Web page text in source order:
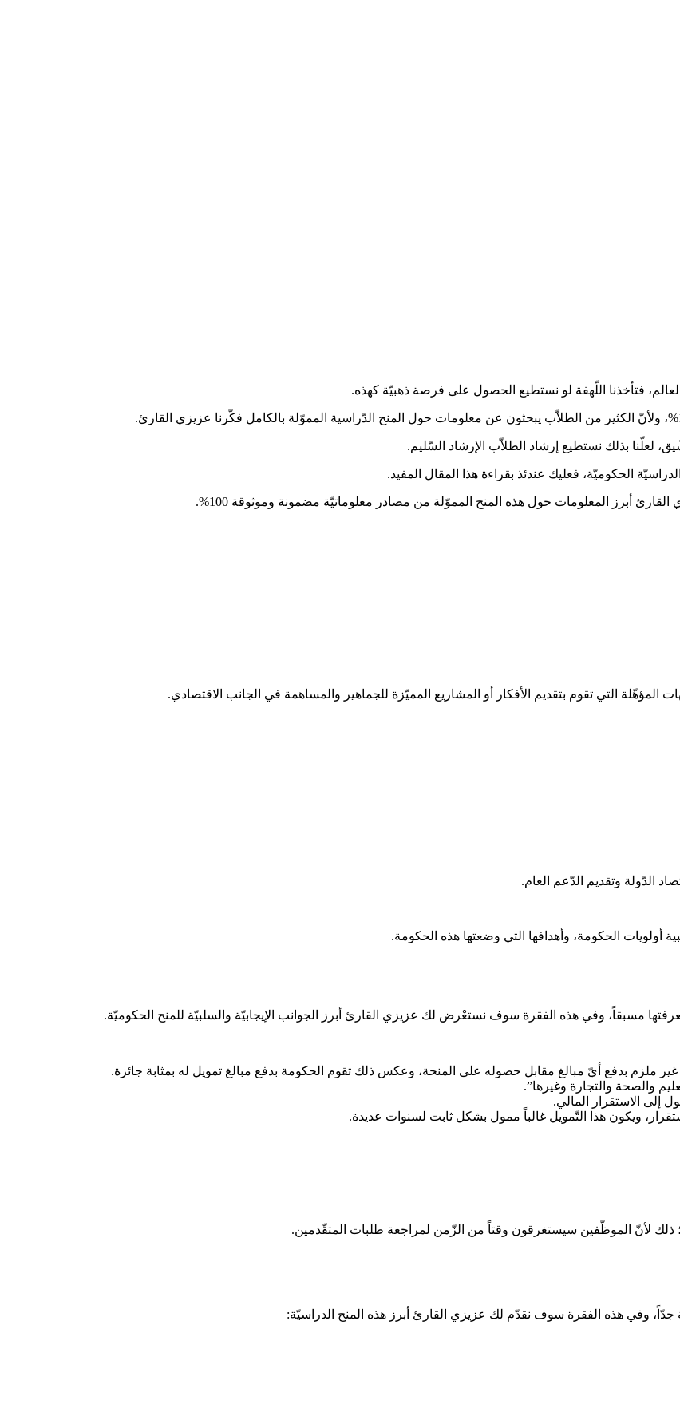
فتأخذنا اللّهفة لو نستطيع الحصول على فرصة ذهبيّة كهذه.
لعلّنا بذلك نستطيع إرشاد الطلاّب الإرشاد السّليم.
الحكوميّة، فعليك عندئذ بقراءة هذا المقال المفيد.
أبرز المعلومات حول هذه المنح المموّلة من مصادر معلوماتيّة مضمونة وموثوقة 100%.
التي تقوم بتقديم الأفكار أو المشاريع المميّزة للجماهير والمساهمة في الجانب الاقتصادي.
الدّولة وتقديم الدّعم العام.
أولويات الحكومة، وأهدافها التي وضعتها هذه الحكومة.
مسبقاً، وفي هذه الفقرة سوف نستعْرض لك عزيزي القارئ أبرز الجوانب الإيجابيّة والسلبيّة للمنح الحكوميّة.
ملزم بدفع أيّ مبالغ مقابل حصوله على المنحة، وعكس ذلك تقوم الحكومة بدفع مبالغ تمويل له بمثابة جائزة.
والصحة والتجارة وغيرها”.
إلى الاستقرار المالي.
ويكون هذا التّمويل غالباً ممول بشكل ثابت لسنوات عديدة.
ذلك لأنّ الموظّفين سيستغرقون وقتاً من الزّمن لمراجعة طلبات المتقّدمين.
جدّاً، وفي هذه الفقرة سوف نقدّم لك عزيزي القارئ أبرز هذه المنح الدراسيّة: